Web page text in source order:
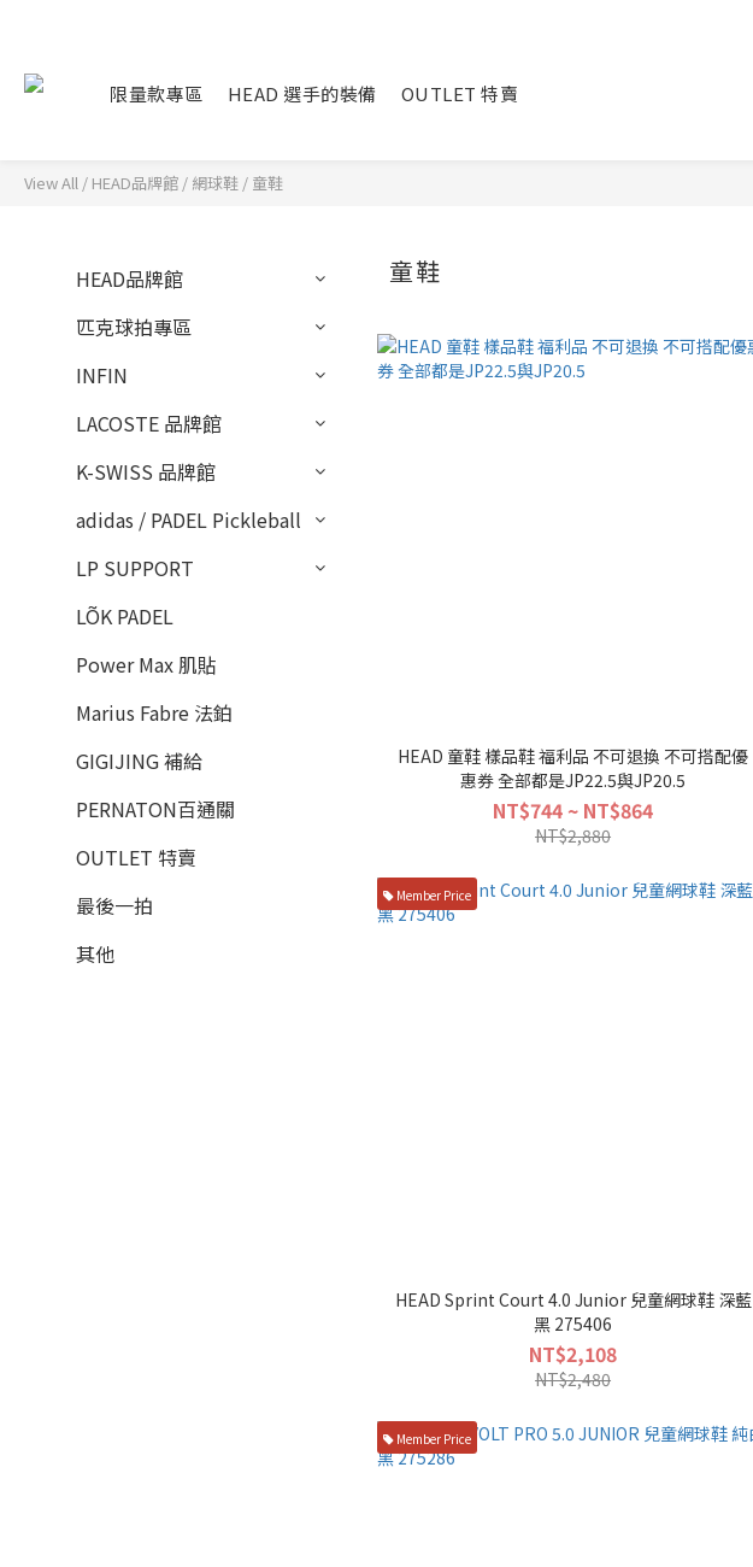
限量款專區 HEAD 選手的裝備 OUTLET 特賣
View All / HEAD品牌館 / 網球鞋 / 童鞋
HEAD品牌館
匹克球拍專區
INFIN
LACOSTE 品牌館
K-SWISS 品牌館
adidas / PADEL Pickleball
LP SUPPORT
LÕK PADEL
Power Max 肌貼
Marius Fabre 法鉑
GIGIJING 補給
PERNATON百通關
OUTLET 特賣
最後一拍
其他
童鞋
HEAD 童鞋 樣品鞋 福利品 不可退換 不可搭配優
惠券 全部都是JP22.5與JP20.5
NT$744 ~ NT$864
NT$2,880
Member Price
HEAD Sprint Court 4.0 Junior 兒童網球鞋 深藍
黑 275406
NT$2,108
NT$2,480
Member Price